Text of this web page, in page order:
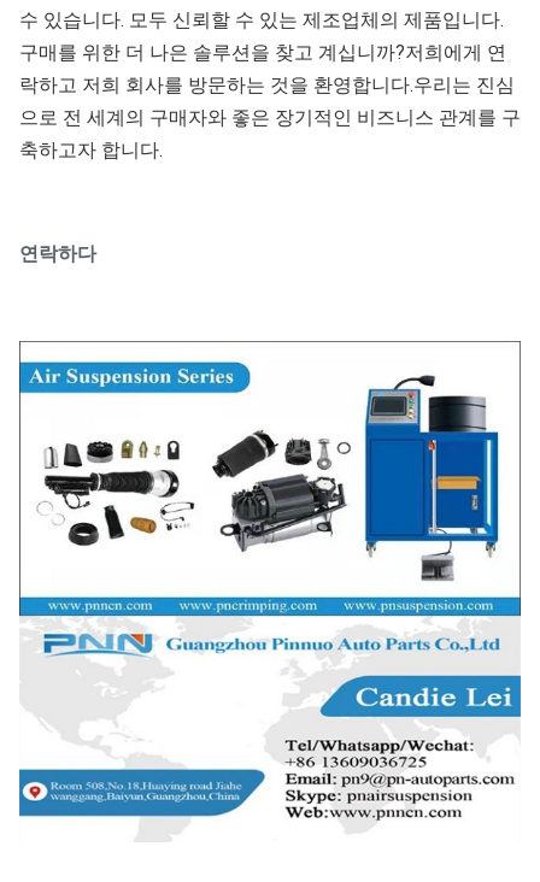
수 있습니다. 모두 신뢰할 수 있는 제조업체의 제품입니다.
구매를 위한 더 나은 솔루션을 찾고 계십니까?저희에게 연
락하고 저희 회사를 방문하는 것을 환영합니다.우리는 진심
으로 전 세계의 구매자와 좋은 장기적인 비즈니스 관계를 구
축하고자 합니다.
연락하다